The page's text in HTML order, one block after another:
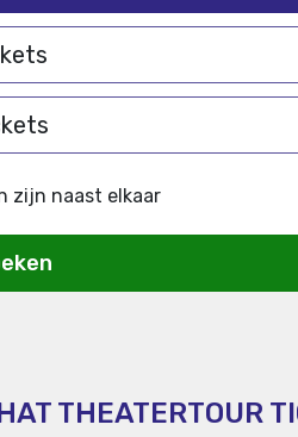
zijn naast elkaar
THEATERTOUR